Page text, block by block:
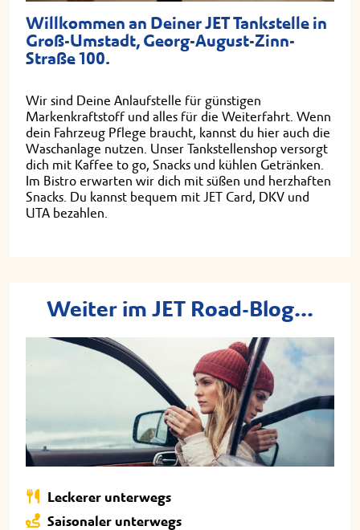
Willkommen an Deiner JET Tankstelle in
Groß-Umstadt, Georg-August-Zinn-
Straße 100.
Wir sind Deine Anlaufstelle für günstigen
Markenkraftstoff und alles für die Weiterfahrt. Wenn
dein Fahrzeug Pflege braucht, kannst du hier auch die
Waschanlage nutzen. Unser Tankstellenshop versorgt
dich mit Kaffee to go, Snacks und kühlen Getränken.
Im Bistro erwarten wir dich mit süßen und herzhaften
Snacks. Du kannst bequem mit JET Card, DKV und
UTA bezahlen.
Weiter im JET Road-Blog...
Leckerer unterwegs
Saisonaler unterwegs